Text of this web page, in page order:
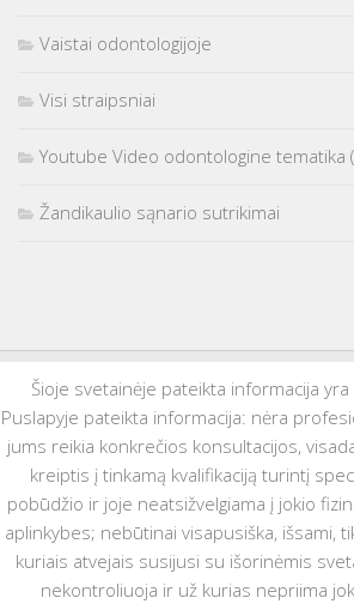
Vaistai odontologijoje
Visi straipsniai
Youtube Video odontologine tematika
Žandikaulio sąnario sutrikimai
Šioje svetainėje pateikta informacija
Puslapyje pateikta informacija: nėra
jums reikia konkrečios konsultacijos,
kreiptis į tinkamą kvalifikaciją turintį
pobūdžio ir joje neatsižvelgiama į jokio
aplinkybes; nebūtinai visapusiška, išsami,
kuriais atvejais susijusi su išorinėmis
nekontroliuoja ir už kurias nepriima